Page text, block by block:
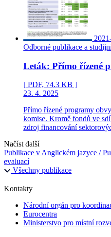
Odborné publikace a
Leták: Přímo řízené
[ PDF, 74.3 KB ]
23. 4. 2025
Přímo řízené programy
komise. Kromě fondů ve
zdroj financování
Načíst další
Publikace v Anglickém jazyce /
evaluací
Všechny publikace
Kontakty
Národní orgán pro
Eurocentra
Ministerstvo pro místní